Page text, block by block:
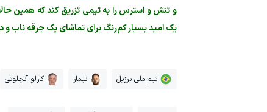
و تنش و استرس را به تیمی تزریق کند که همین
یک امید بسیار کم‌رنگ برای تماشای یک جرقه ناب و
تیم ملی برزیل نیمار کارلو آنچلوتی